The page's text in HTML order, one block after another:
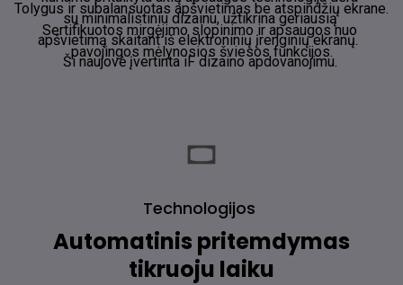
su minimalistiniu dizainu, užtikrina geriausią
apšvietimą skaitant iš elektroninių įrenginių ekranų.
Ši naujovė įvertinta iF dizaino apdovanojimu. ​
Tolygus ir subalansuotas apšvietimas be atspindžių ekrane.
Sertifikuotos mirgėjimo slopinimo ir apsaugos nuo
pavojingos mėlynosios šviesos funkcijos.
Technologijos
Automatinis pritemdymas
tikruoju laiku